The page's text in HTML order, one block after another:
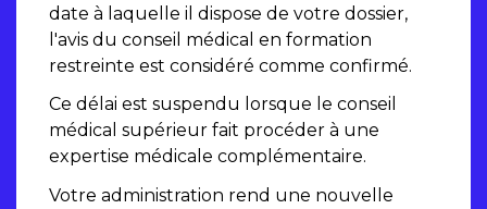
date à laquelle il dispose de votre dossier,
l'avis du conseil médical en formation
restreinte est considéré comme confirmé.
Ce délai est suspendu lorsque le conseil
médical supérieur fait procéder à une
expertise médicale complémentaire.
Votre administration rend une nouvelle